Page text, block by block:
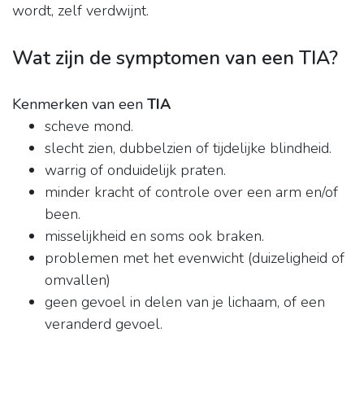
wordt, zelf verdwijnt.
Wat zijn de symptomen van een TIA?
Kenmerken van een TIA
scheve mond.
slecht zien, dubbelzien of tijdelijke blindheid.
warrig of onduidelijk praten.
minder kracht of controle over een arm en/of
been.
misselijkheid en soms ook braken.
problemen met het evenwicht (duizeligheid of
omvallen)
geen gevoel in delen van je lichaam, of een
veranderd gevoel.